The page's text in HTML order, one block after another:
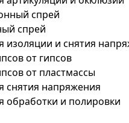
спрей
спрей
изоляции и снятия
от гипсов
от пластмассы
снятия напряжения
обработки и полировки